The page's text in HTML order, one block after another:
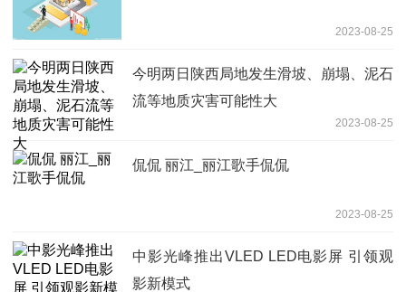
2023-08-25
今明两日陕西局地发生滑坡、崩塌、泥石
流等地质灾害可能性大
2023-08-25
侃侃 丽江_丽江歌手侃侃
2023-08-25
中影光峰推出VLED LED电影屏 引领观
影新模式